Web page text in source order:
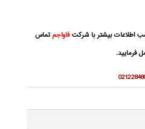
اطلاعات بیشتر با شرکتفاواجم تماس
فرمایید.